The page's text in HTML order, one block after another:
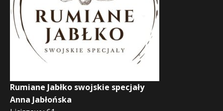
Rumiane Jabłko swojskie specjały
Anna Jabłońska